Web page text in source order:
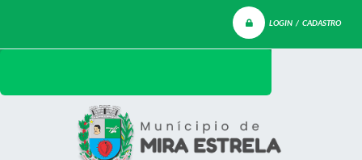
LOGIN / CADASTRO